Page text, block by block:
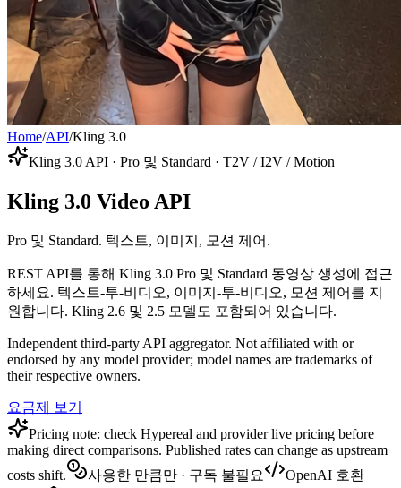
Home/API/Kling 3.0
Kling 3.0 API · Pro 및 Standard · T2V / I2V / Motion
Kling 3.0 Video API
Pro 및 Standard. 텍스트, 이미지, 모션 제어.
REST API를 통해 Kling 3.0 Pro 및 Standard 동영상 생성에 접근
하세요. 텍스트-투-비디오, 이미지-투-비디오, 모션 제어를 지
원합니다. Kling 2.6 및 2.5 모델도 포함되어 있습니다.
Independent third-party API aggregator. Not affiliated with or
endorsed by any model provider; model names are trademarks of
their respective owners.
요금제 보기
Pricing note: check Hypereal and provider live pricing before
making direct comparisons. Published rates can change as upstream
costs shift.
사용한 만큼만 · 구독 불필요
OpenAI 호환